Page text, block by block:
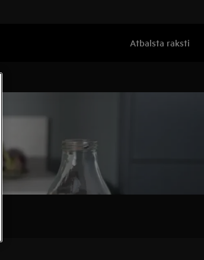
Atbalsta raksti